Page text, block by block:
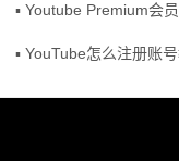
▪ Youtube Premium会